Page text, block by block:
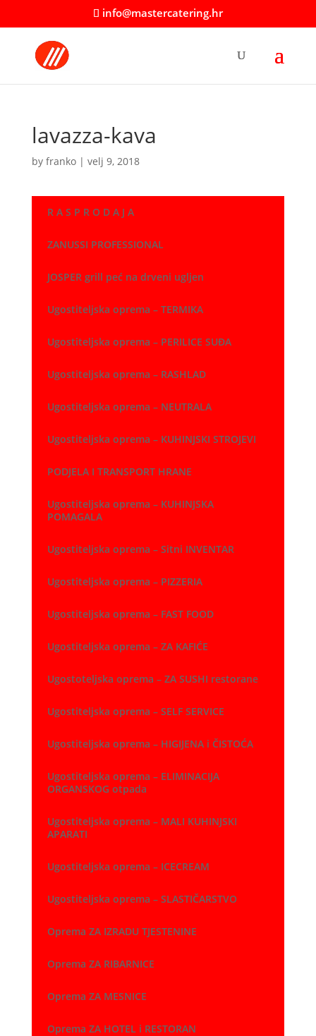
info@mastercatering.hr
lavazza-kava
by franko| velj 9, 2018
R A S P R O D A J A
ZANUSSI PROFESSIONAL
JOSPER grill peć na drveni ugljen
Ugostiteljska oprema – TERMIKA
Ugostiteljska oprema – PERILICE SUĐA
Ugostiteljska oprema – RASHLAD
Ugostiteljska oprema – NEUTRALA
Ugostiteljska oprema – KUHINJSKI STROJEVI
PODJELA I TRANSPORT HRANE
Ugostiteljska oprema – KUHINJSKA
POMAGALA
Ugostiteljska oprema – Sitni INVENTAR
Ugostiteljska oprema – PIZZERIA
Ugostiteljska oprema – FAST FOOD
Ugostiteljska oprema – ZA KAFIĆE
Ugostoteljska oprema – ZA SUSHI restorane
Ugostiteljska oprema – SELF SERVICE
Ugostiteljska oprema – HIGIJENA i ČISTOĆA
Ugostiteljska oprema – ELIMINACIJA
ORGANSKOG otpada
Ugostiteljska oprema – MALI KUHINJSKI
APARATI
Ugostiteljska oprema – ICECREAM
Ugostiteljska oprema – SLASTIČARSTVO
Oprema ZA IZRADU TJESTENINE
Oprema ZA RIBARNICE
Oprema ZA MESNICE
Oprema ZA HOTEL i RESTORAN